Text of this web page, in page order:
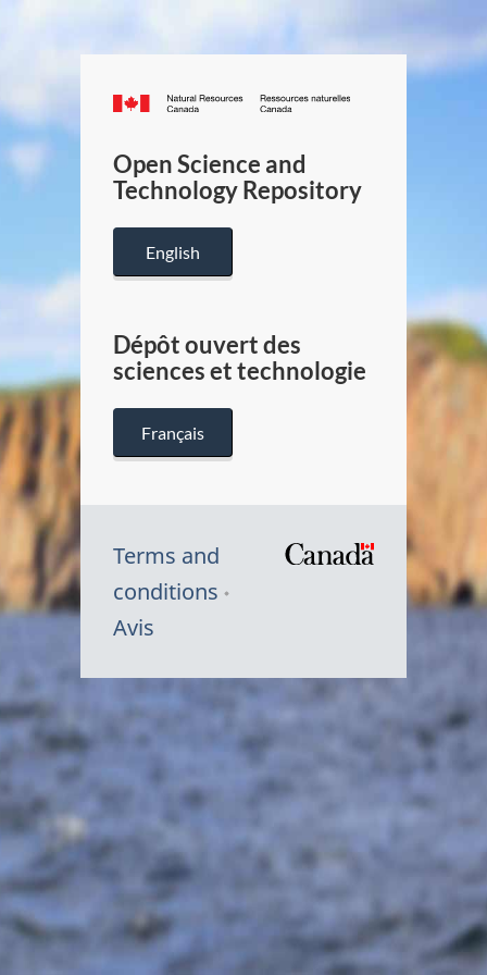
Canada.ca
/
Canada
Open Science and
Technology Repository
English
Dépôt ouvert des
sciences et technologie
Français
Terms and
conditions
Avis
Symbole
Canada